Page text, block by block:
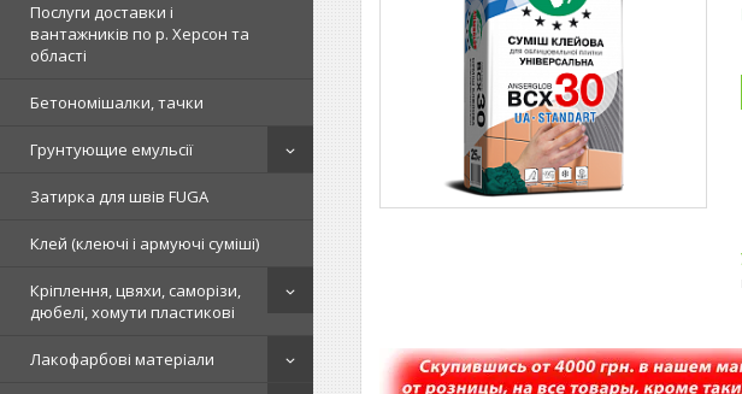
Послуги доставки і
вантажників по р. Херсон та
області
Бетономішалки, тачки
Грунтующие емульсії
Затирка для швів FUGA
Клей (клеючі і армуючі суміші)
Кріплення, цвяхи, саморізи,
дюбелі, хомути пластикові
Лакофарбові матеріали